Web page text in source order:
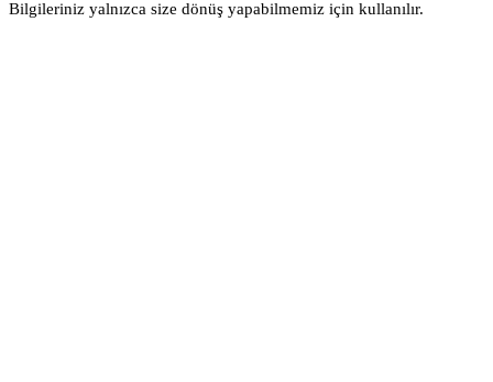
Bilgileriniz yalnızca size dönüş yapabilmemiz için kullanılır.